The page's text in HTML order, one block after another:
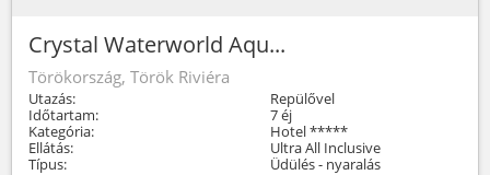
Crystal Waterworld Aqu...
Törökország, Török Riviéra
Utazás:
Repülővel
Időtartam:
7 éj
Kategória:
Hotel *****
Ellátás:
Ultra All Inclusive
Típus:
Üdülés - nyaralás